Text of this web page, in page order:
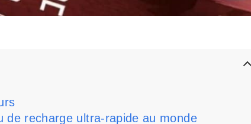
de recharge ultra-rapide au monde